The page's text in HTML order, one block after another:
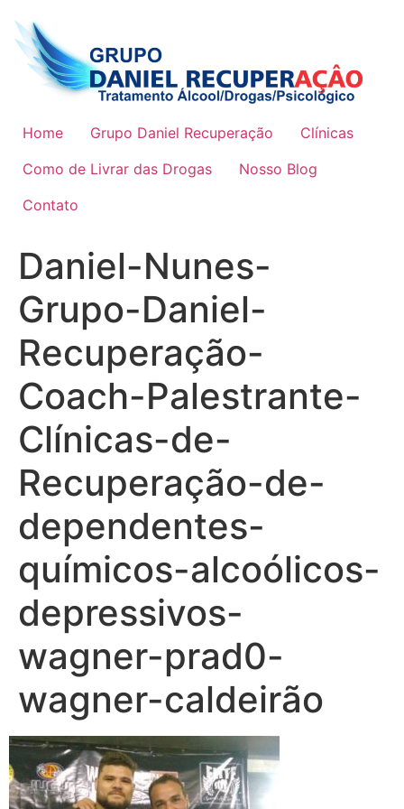
para
conteúdo
Home Grupo Daniel Recuperação
Clínicas
Como de Livrar das Drogas
Nosso Blog
Contato
Daniel-Nunes-
Grupo-Daniel-
Recuperação-
Coach-Palestrante-
Clínicas-de-
Recuperação-de-
dependentes-
químicos-alcoólicos-
depressivos-
wagner-prad0-
wagner-caldeirão